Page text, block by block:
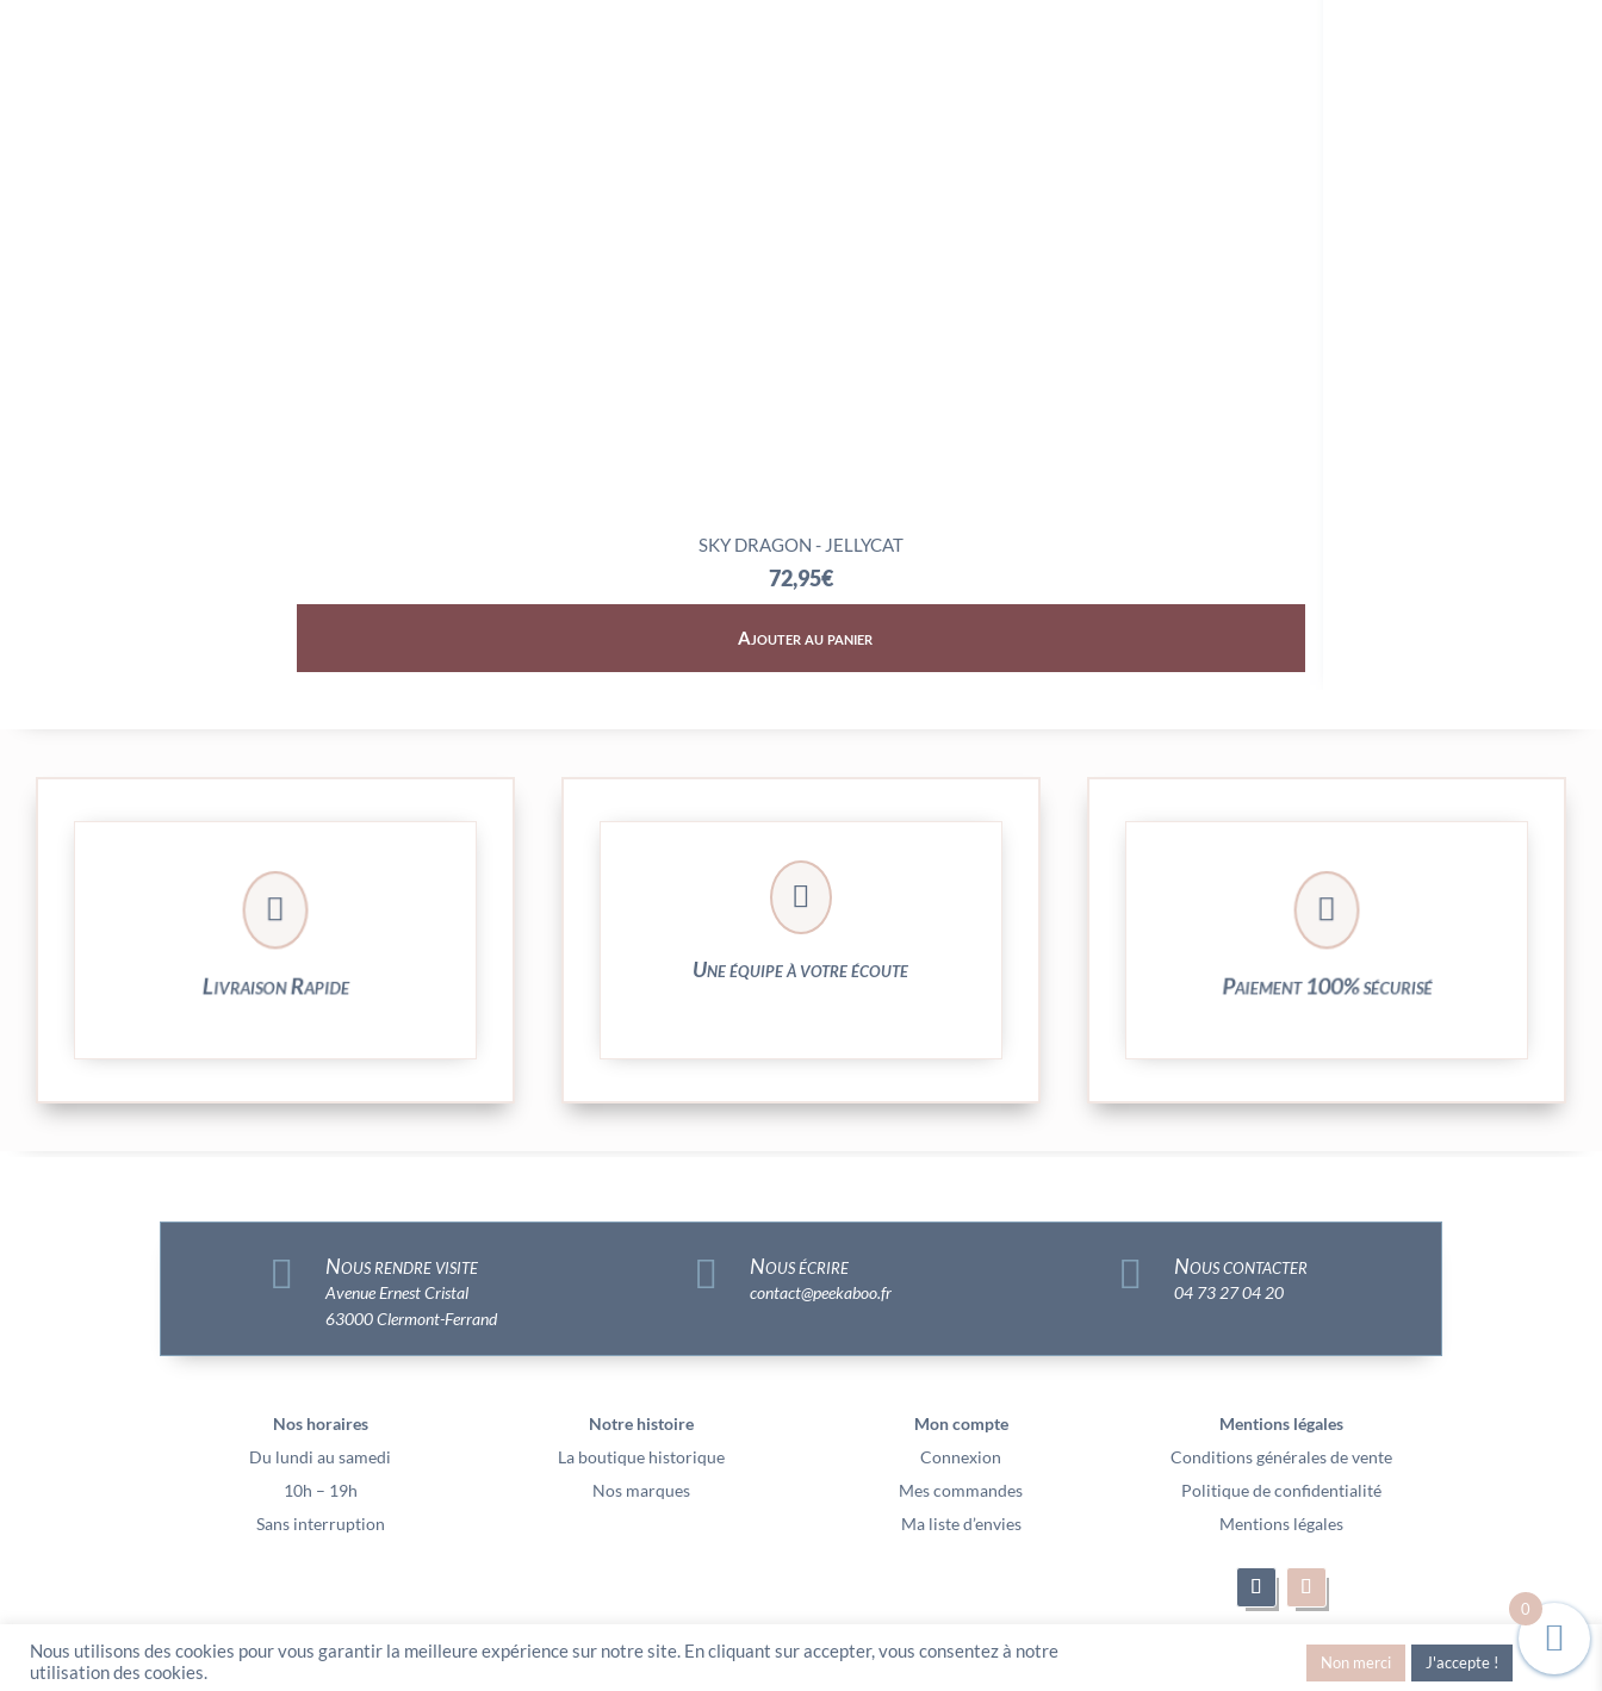
SKY DRAGON - JELLYCAT
72,95€
Ajouter au panier

Livraison Rapide
Votre commande est expédiée sous 24/48h
et livrée par Colissimo. 
Une équipe à votre écoute
N’hésitez pas à nous solliciter
► 04 73 27 04 20
► contact@peekaboo.fr

Paiement 100% sécurisé
Vos transactions par carte bancaire sont
entièrement sécurisées grâce au système
crypté de notre partenaire PayPlug.
 Nous rendre visite
Avenue Ernest Cristal
63000 Clermont-Ferrand
 Nous écrire
contact@peekaboo.fr  Nous contacter
04 73 27 04 20
Nos horaires
Du lundi au samedi
10h – 19h
Sans interruption
Notre histoire
La boutique historique
Nos marques
Mon compte
Connexion
Mes commandes
Ma liste d’envies
Mentions légales
Conditions générales de vente
Politique de confidentialité
Mentions légales
Nous utilisons des cookies pour vous garantir la meilleure expérience sur notre site. En cliquant sur accepter, vous consentez à notre
utilisation des cookies.
Non merci J'accepte !
0